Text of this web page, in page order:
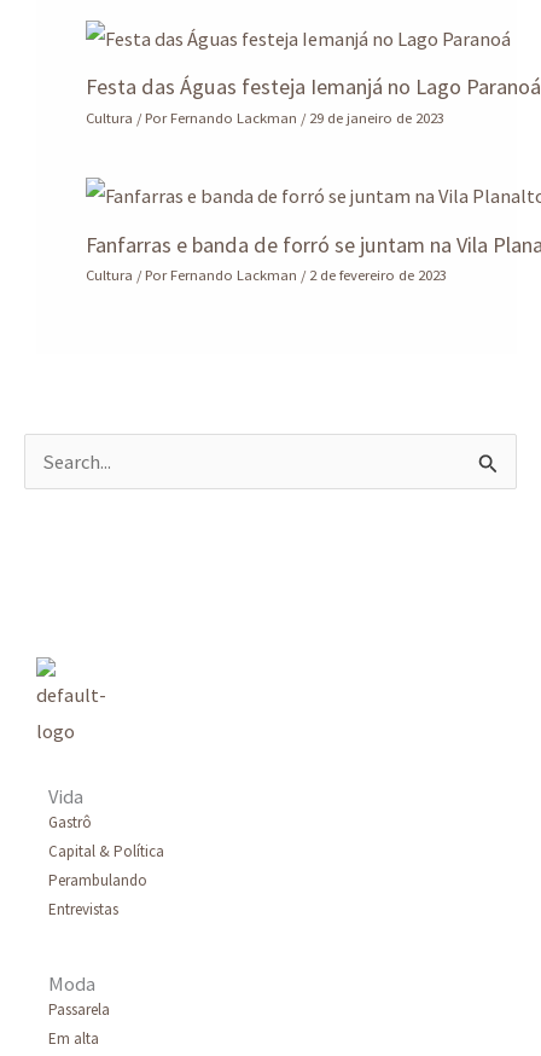
Festa das Águas festeja Iemanjá no Lago Paranoá
Cultura / PorFernando Lackman /29 de janeiro de 2023
Fanfarras e banda de forró se juntam na Vila
Cultura / PorFernando Lackman /2 de fevereiro de 2023
Vida
Gastrô
Capital & Política
Perambulando
Entrevistas
Moda
Passarela
Em alta